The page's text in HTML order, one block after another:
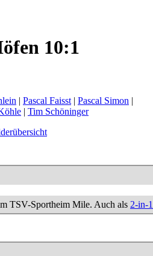
10:1
| Pascal Faisst | Pascal Simon |
| Tim Schöninger
TSV-Sportheim Mile. Auch als 2-in-